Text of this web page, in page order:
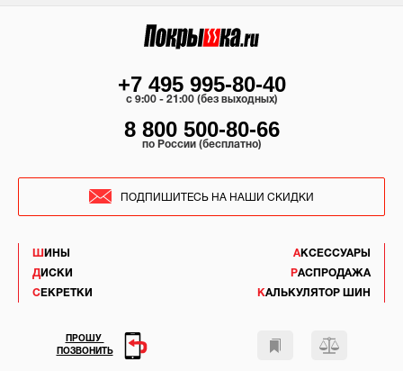
ШИНЫ
ДИСКИ
СЕКРЕТКИ
АКСЕССУАРЫ
РАСПРОДАЖА
КАЛЬКУЛЯТОР ШИН
+7 495 995-80-40
c 9:00 - 21:00 (без выходных)
8 800 500-80-66
по России (бесплатно)
ПОДПИШИТЕСЬ НА НАШИ СКИДКИ
ПРОШУ
ПОЗВОНИТЬ